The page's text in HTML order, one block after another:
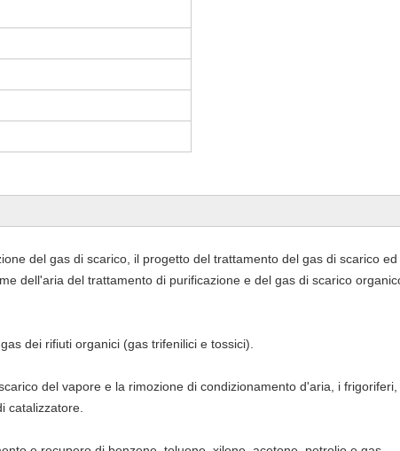
del gas di scarico, il progetto del trattamento del gas di scarico ed
dell'aria del trattamento di purificazione e del gas di scarico
dei rifiuti organici (gas trifenilici e tossici).
del vapore e la rimozione di condizionamento d'aria, i frigoriferi,
catalizzatore.